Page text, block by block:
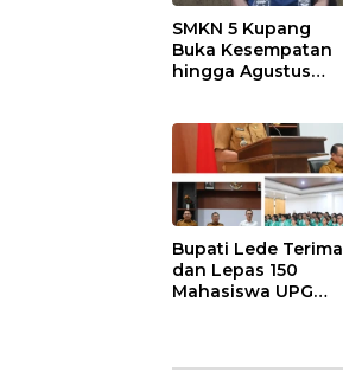
SMKN 5 Kupang
Buka Kesempatan
hingga Agustus
Tersedia
Bupati Lede Terima
dan Lepas 150
Mahasiswa UPG